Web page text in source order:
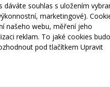
souhlas s uložením
marketingové).
našeho webu, měření jeho
reklam. To jaké cookies
pod tlačítkem Upravit